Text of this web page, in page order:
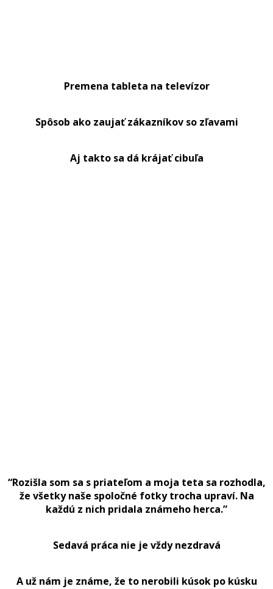
Premena tableta na televízor
Spôsob ako zaujať zákazníkov so zľavami
Aj takto sa dá krájať cibuľa
“Rozišla som sa s priateľom a moja teta sa rozhodla,
že všetky naše spoločné fotky trocha upraví. Na
každú z nich pridala známeho herca.”
Sedavá práca nie je vždy nezdravá
A už nám je známe, že to nerobili kúsok po kúsku